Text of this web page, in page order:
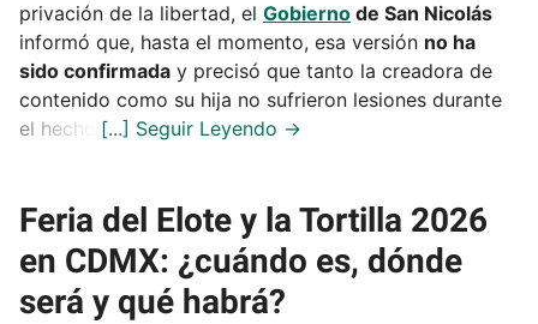
privación de la libertad, el Gobierno de San Nicolás
informó que, hasta el momento, esa versión no ha
sido confirmada y precisó que tanto la creadora de
contenido como su hija no sufrieron lesiones durante
el hecho.
Feria del Elote y la Tortilla 2026
en CDMX: ¿cuándo es, dónde
será y qué habrá?